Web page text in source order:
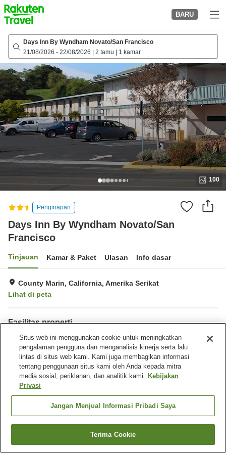
to
top
page
BARU
Days Inn By Wyndham Novato/San Francisco
21/08/2026 - 22/08/2026 2 tamu 1 kamar
100
Penginapan
Days Inn By Wyndham Novato/San
Francisco
Tinjauan Kamar & Paket Ulasan Info dasar
County Marin, California, Amerika Serikat
Lihat di peta
Fasilitas properti
Wi-Fi
Tempat parkir
Gym / Klub kebugaran
Benar-benar bebas rokok
Beranda Amerika Serikat California
County Marin
Days Inn By Wyndham Novato/San Francisco
Cari kamar
Situs web ini menggunakan cookie untuk meningkatkan
pengalaman pengguna dan menganalisis kinerja serta lalu
lintas di situs web kami. Kami juga membagikan informasi
tentang penggunaan situs kami oleh Anda kepada mitra
media sosial, periklanan, dan analitik kami. Kebijakan
Privasi
Jangan Menjual Informasi Pribadi Saya
Terima Cookie